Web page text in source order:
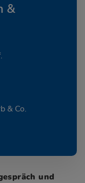
&
& Co.
und